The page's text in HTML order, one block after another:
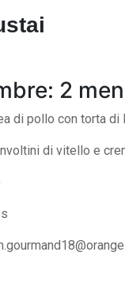
2
di pollo con torta di
di vitello e